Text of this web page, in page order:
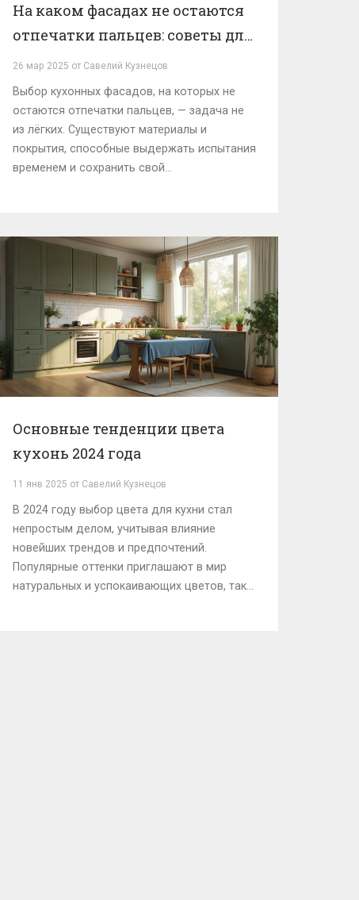
На каком фасадах не остаются
отпечатки пальцев: советы для
кухни
26 мар 2025 от Савелий Кузнецов
Выбор кухонных фасадов, на которых не
остаются отпечатки пальцев, — задача не
из лёгких. Существуют материалы и
покрытия, способные выдержать испытания
временем и сохранить свой
целей и на что обратить внимание при
выборе новых фасадов для кухни.
Основные тенденции цвета
кухонь 2024 года
11 янв 2025 от Савелий Кузнецов
В 2024 году выбор цвета для кухни стал
непростым делом, учитывая влияние
новейших трендов и предпочтений.
Популярные оттенки приглашают в мир
натуральных и успокаивающих цветов, таких